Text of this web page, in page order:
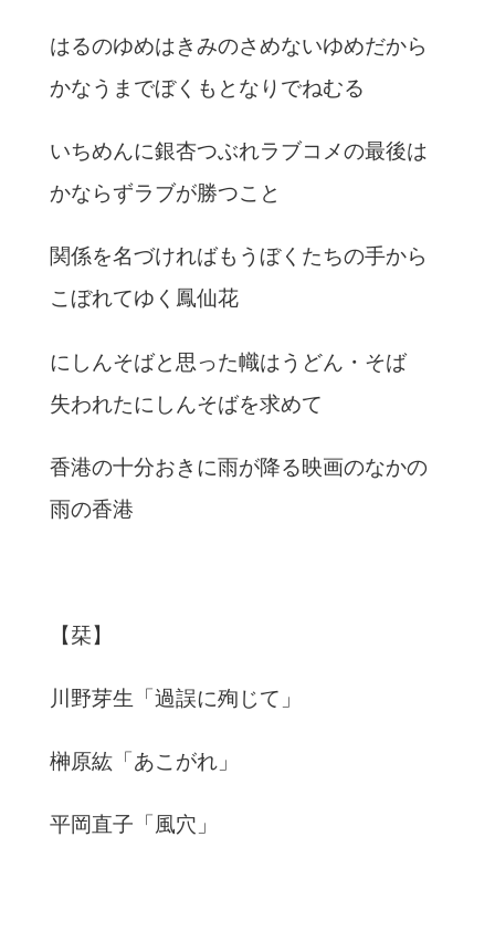
はるのゆめはきみのさめないゆめだから
かなうまでぼくもとなりでねむる
いちめんに銀杏つぶれラブコメの最後は
かならずラブが勝つこと
関係を名づければもうぼくたちの手から
こぼれてゆく鳳仙花
にしんそばと思った幟はうどん・そば
失われたにしんそばを求めて
香港の十分おきに雨が降る映画のなかの
雨の香港
【栞】
川野芽生「過誤に殉じて」
榊原紘「あこがれ」
平岡直子「風穴」